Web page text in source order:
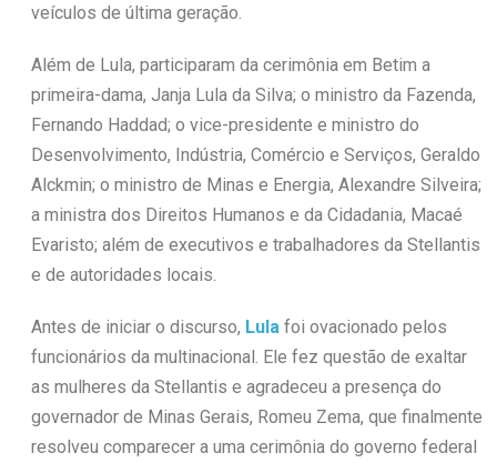
veículos de última geração.
Além de Lula, participaram da cerimônia em Betim a
primeira-dama, Janja Lula da Silva; o ministro da Fazenda,
Fernando Haddad; o vice-presidente e ministro do
Desenvolvimento, Indústria, Comércio e Serviços, Geraldo
Alckmin; o ministro de Minas e Energia, Alexandre Silveira;
a ministra dos Direitos Humanos e da Cidadania, Macaé
Evaristo; além de executivos e trabalhadores da Stellantis
e de autoridades locais.
Antes de iniciar o discurso, Lula foi ovacionado pelos
funcionários da multinacional. Ele fez questão de exaltar
as mulheres da Stellantis e agradeceu a presença do
governador de Minas Gerais, Romeu Zema, que finalmente
resolveu comparecer a uma cerimônia do governo federal